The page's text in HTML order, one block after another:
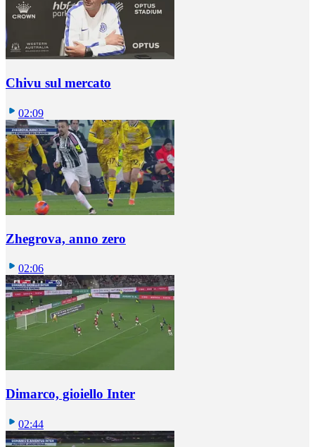
Chivu sul mercato
02:09
Zhegrova, anno zero
02:06
Dimarco, gioiello Inter
02:44